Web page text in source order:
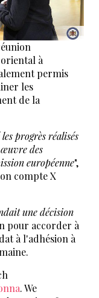
à
permis
les
de la
progrès réalisés
des
européenne",
compte X
une décision
pour accorder à
à l'adhésion à
. We